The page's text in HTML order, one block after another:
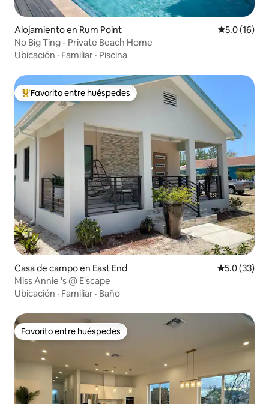
Alojamiento en Rum Point Calificación
5.0 (16)
No Big Ting - Private Beach Home
Ubicación · Familiar · Piscina
Favorito entre huéspedes preferido
Favorito entre huéspedes
Casa de campo en East End Calificación
5.0 (33)
Miss Annie 's @ E'scape
Ubicación · Familiar · Baño
Favorito entre huéspedes
Favorito entre huéspedes